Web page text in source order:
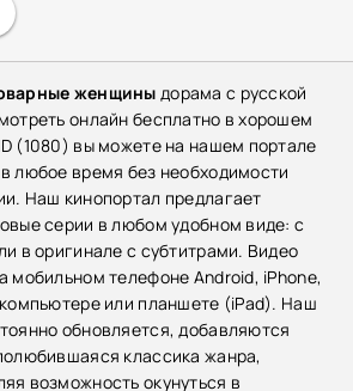
женщины дорама с русской
онлайн бесплатно в хорошем
(1080) вы можете на нашем портале
любое время без необходимости
Наш кинопортал предлагает
серии в любом удобном виде: с
в оригинале с субтитрами. Видео
мобильном телефоне Android, iPhone,
или планшете (iPad). Наш
обновляется, добавляются
классика жанра,
возможность окунуться в